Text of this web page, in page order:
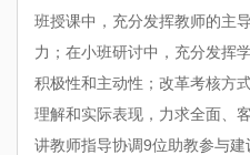
班授课中，充分发挥教师的主
力；在小班研讨中，充分发挥
积极性和主动性；改革考核方
理解和实际表现，力求全面、
讲教师指导协调9位助教参与